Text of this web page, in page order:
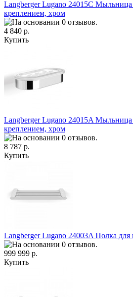
Langberger Lugano 24015C
креплением, хром
4 840 р.
Купить
Langberger Lugano 24015A
креплением, хром
8 787 р.
Купить
Langberger Lugano 24003A Полка
999 999 р.
Купить